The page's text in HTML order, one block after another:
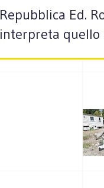
Repubblica Ed.
interpreta quello